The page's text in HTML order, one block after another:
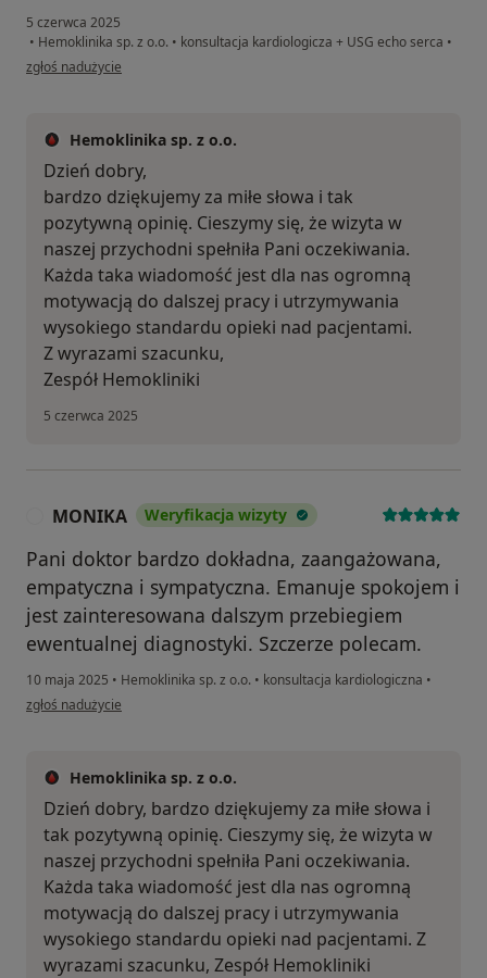
5 czerwca 2025
• Hemoklinika sp. z o.o. • konsultacja kardiologicza + USG echo serca •
w opinii użytkownika B.
zgłoś nadużycie
Hemoklinika sp. z o.o.
Dzień dobry,
bardzo dziękujemy za miłe słowa i tak
pozytywną opinię. Cieszymy się, że wizyta w
naszej przychodni spełniła Pani oczekiwania.
Każda taka wiadomość jest dla nas ogromną
motywacją do dalszej pracy i utrzymywania
wysokiego standardu opieki nad pacjentami.
Z wyrazami szacunku,
Zespół Hemokliniki
5 czerwca 2025
MONIKA Weryfikacja wizyty
Pani doktor bardzo dokładna, zaangażowana,
empatyczna i sympatyczna. Emanuje spokojem i
jest zainteresowana dalszym przebiegiem
ewentualnej diagnostyki. Szczerze polecam.
10 maja 2025 • Hemoklinika sp. z o.o. • konsultacja kardiologiczna •
w opinii użytkownika MONIKA
zgłoś nadużycie
Hemoklinika sp. z o.o.
Dzień dobry, bardzo dziękujemy za miłe słowa i
tak pozytywną opinię. Cieszymy się, że wizyta w
naszej przychodni spełniła Pani oczekiwania.
Każda taka wiadomość jest dla nas ogromną
motywacją do dalszej pracy i utrzymywania
wysokiego standardu opieki nad pacjentami. Z
wyrazami szacunku, Zespół Hemokliniki